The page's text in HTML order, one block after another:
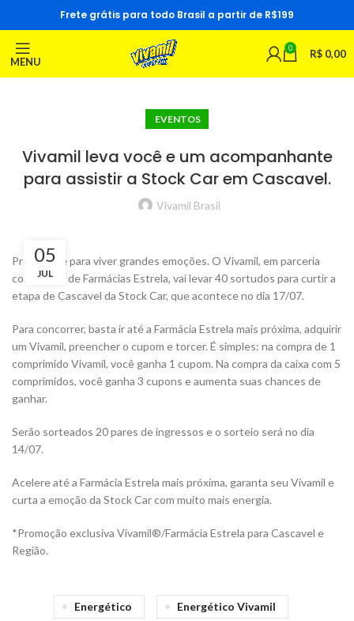
Frete grátis para todo Brasil a partir de R$199
MENU
0 R$ 0,00
EVENTOS
Vivamil leva você e um acompanhante
para assistir a Stock Car em Cascavel.
Vivamil Brasil
05
JUL
Prepare-se para viver grandes emoções. O Vivamil, em parceria
com a rede de Farmácias Estrela, vai levar 40 sortudos para curtir a
etapa de Cascavel da Stock Car, que acontece no dia 17/07.
Para concorrer, basta ir até a Farmácia Estrela mais próxima, adquirir
um Vivamil, preencher o cupom e torcer. É simples: na compra de 1
comprimido Vivamil, você ganha 1 cupom. Na compra da caixa com 5
comprimidos, você ganha 3 cupons e aumenta suas chances de
ganhar.
Serão sorteados 20 pares de ingressos e o sorteio será no dia
14/07.
Acelere até a Farmácia Estrela mais próxima, garanta seu Vivamil e
curta a emoção da Stock Car com muito mais energia.
*Promoção exclusiva Vivamil®/Farmácia Estrela para Cascavel e
Região.
Energético Energético Vivamil